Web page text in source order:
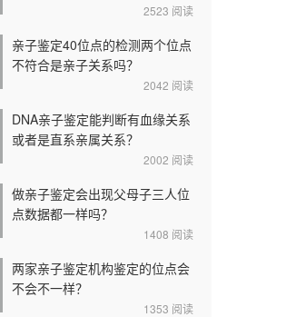
2523 阅读
亲子鉴定40位点的检测两个位点
不符合是亲子关系吗？
2042 阅读
DNA亲子鉴定能判断有血缘关系
或者是直系亲属关系？
2002 阅读
做亲子鉴定会出现父母子三人位
点数据都一样吗？
1408 阅读
两家亲子鉴定机构鉴定的位点会
不会不一样？
1353 阅读